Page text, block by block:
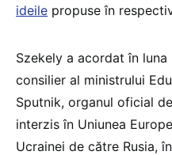
ideile propuse în
Szekely a acordat în
consilier al ministrului
Sputnik, organul oficial
interzis în Uniunea
Ucrainei de către Rusia,